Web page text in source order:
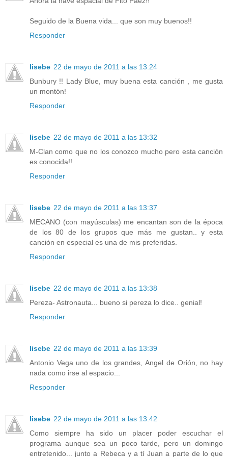
Seguido de la Buena vida... que son muy buenos!!
Responder
lisebe 22 de mayo de 2011 a las 13:24
Bunbury !! Lady Blue, muy buena esta canción , me gusta
un montón!
Responder
lisebe 22 de mayo de 2011 a las 13:32
M-Clan como que no los conozco mucho pero esta canción
es conocida!!
Responder
lisebe 22 de mayo de 2011 a las 13:37
MECANO (con mayúsculas) me encantan son de la época
de los 80 de los grupos que más me gustan.. y esta
canción en especial es una de mis preferidas.
Responder
lisebe 22 de mayo de 2011 a las 13:38
Pereza- Astronauta... bueno si pereza lo dice.. genial!
Responder
lisebe 22 de mayo de 2011 a las 13:39
Antonio Vega uno de los grandes, Angel de Orión, no hay
nada como irse al espacio...
Responder
lisebe 22 de mayo de 2011 a las 13:42
Como siempre ha sido un placer poder escuchar el
programa aunque sea un poco tarde, pero un domingo
entretenido... junto a Rebeca y a tí Juan a parte de lo que